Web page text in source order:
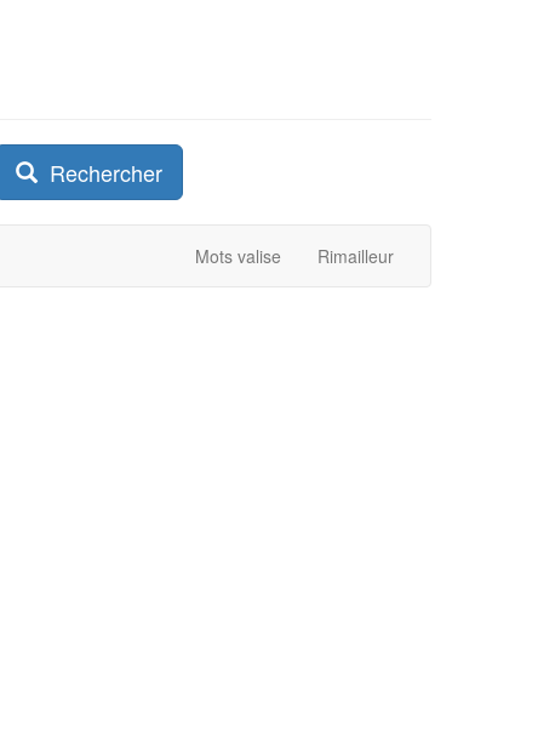
Rechercher
Mots valise Rimailleur